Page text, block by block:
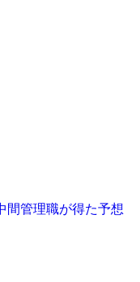
間管理職が得た予想